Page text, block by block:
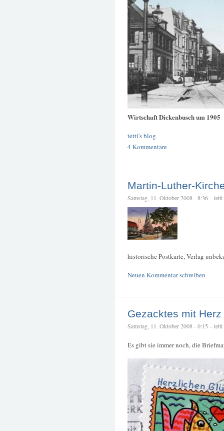
Wirtschaft Dickenbusch um 1905
tetti's blog
4 Kommentare
Martin-Luther-
Samstag, 11. Oktober 2008 - 8:36 – tetti
historische Postkarte, Verlag
Neuen Kommentar schreiben
Gezacktes mit Herz
Samstag, 11. Oktober 2008 - 0:15 – tetti
Es gibt sie immer noch, die